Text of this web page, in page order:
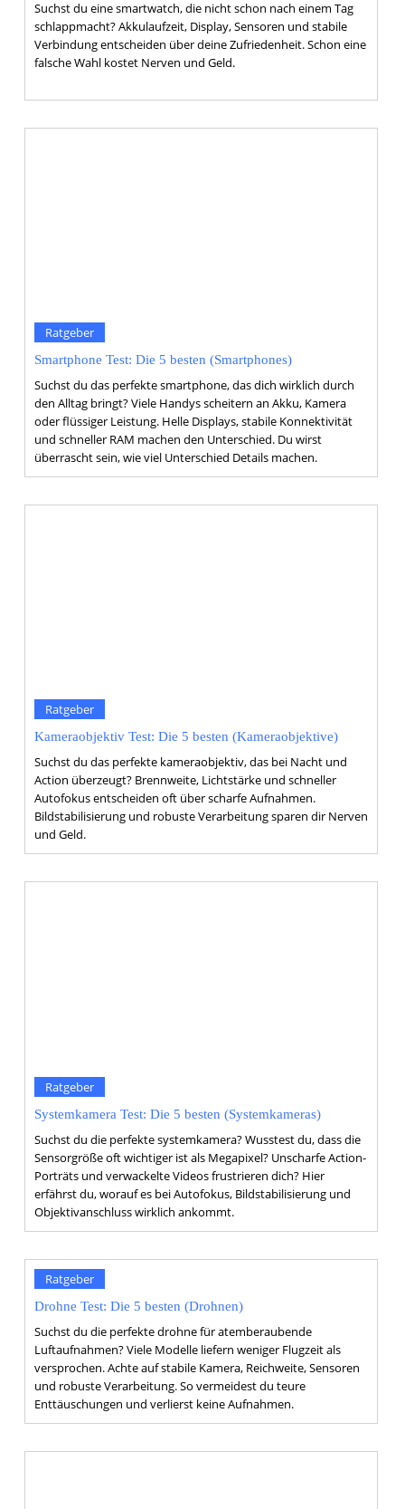
Suchst du eine smartwatch, die nicht schon nach einem Tag
schlappmacht? Akkulaufzeit, Display, Sensoren und stabile
Verbindung entscheiden über deine Zufriedenheit. Schon eine
falsche Wahl kostet Nerven und Geld.
Ratgeber
Smartphone Test: Die 5 besten (Smartphones)
Suchst du das perfekte smartphone, das dich wirklich durch
den Alltag bringt? Viele Handys scheitern an Akku, Kamera
oder flüssiger Leistung. Helle Displays, stabile Konnektivität
und schneller RAM machen den Unterschied. Du wirst
überrascht sein, wie viel Unterschied Details machen.
Ratgeber
Kameraobjektiv Test: Die 5 besten (Kameraobjektive)
Suchst du das perfekte kameraobjektiv, das bei Nacht und
Action überzeugt? Brennweite, Lichtstärke und schneller
Autofokus entscheiden oft über scharfe Aufnahmen.
Bildstabilisierung und robuste Verarbeitung sparen dir Nerven
und Geld.
Ratgeber
Systemkamera Test: Die 5 besten (Systemkameras)
Suchst du die perfekte systemkamera? Wusstest du, dass die
Sensorgröße oft wichtiger ist als Megapixel? Unscharfe Action-
Porträts und verwackelte Videos frustrieren dich? Hier
erfährst du, worauf es bei Autofokus, Bildstabilisierung und
Objektivanschluss wirklich ankommt.
Ratgeber
Drohne Test: Die 5 besten (Drohnen)
Suchst du die perfekte drohne für atemberaubende
Luftaufnahmen? Viele Modelle liefern weniger Flugzeit als
versprochen. Achte auf stabile Kamera, Reichweite, Sensoren
und robuste Verarbeitung. So vermeidest du teure
Enttäuschungen und verlierst keine Aufnahmen.